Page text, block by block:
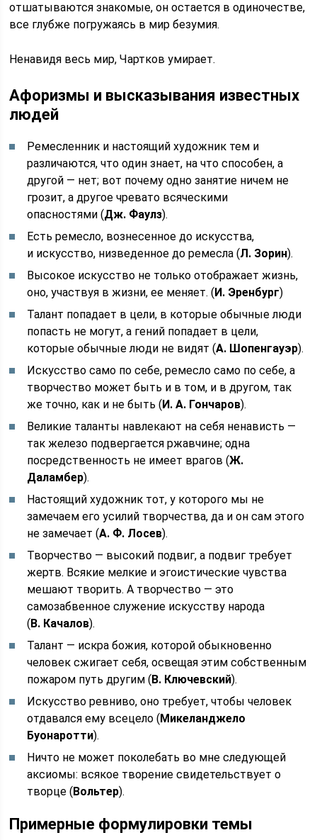
отшатываются знакомые, он остается в одиночестве,
все глубже погружаясь в мир безумия.
Ненавидя весь мир, Чартков умирает.
Афоризмы и высказывания известных
людей
Ремесленник и настоящий художник тем и
различаются, что один знает, на что способен, а
другой — нет; вот почему одно занятие ничем не
грозит, а другое чревато всяческими
опасностями (Дж. Фаулз).
Есть ремесло, вознесенное до искусства,
и искусство, низведенное до ремесла (Л. Зорин).
Высокое искусство не только отображает жизнь,
оно, участвуя в жизни, ее меняет. ( И. Эренбург)
Талант попадает в цели, в которые обычные люди
попасть не могут, а гений попадает в цели,
которые обычные люди не видят (А. Шопенгауэр).
Искусство само по себе, ремесло само по себе, а
творчество может быть и в том, и в другом, так
же точно, как и не быть ( И. А. Гончаров).
Великие таланты навлекают на себя ненависть —
так железо подвергается ржавчине; одна
посредственность не имеет врагов (Ж.
Даламбер).
Настоящий художник тот, у которого мы не
замечаем его усилий творчества, да и он сам этого
не замечает (А. Ф. Лосев).
Творчество — высокий подвиг, а подвиг требует
жертв. Всякие мелкие и эгоистические чувства
мешают творить. А творчество — это
самозабвенное служение искусству народа
( В. Качалов).
Талант — искра божия, которой обыкновенно
человек сжигает себя, освещая этим собственным
пожаром путь другим ( В. Ключевский).
Искусство ревниво, оно требует, чтобы человек
отдавался ему всецело ( Микеланджело
Буонаротти).
Ничто не может поколебать во мне следующей
аксиомы: всякое творение свидетельствует о
творце ( Вольтер).
Примерные формулировки темы